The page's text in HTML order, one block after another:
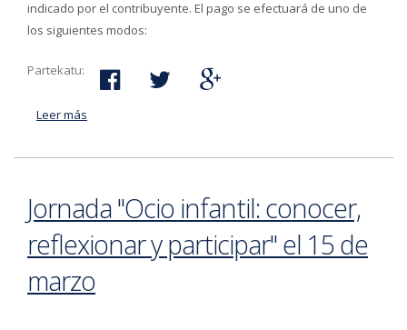
indicado por el contribuyente. El pago se efectuará de uno de
los siguientes modos:
Partekatu:
Leer más
Jornada "Ocio infantil: conocer,
reflexionar y participar" el 15 de
marzo